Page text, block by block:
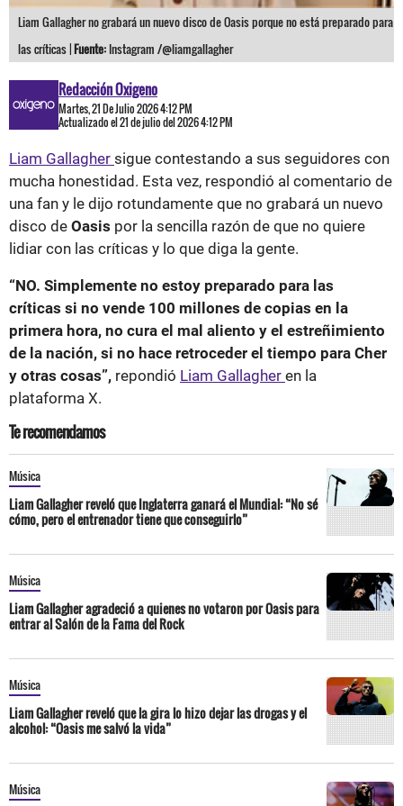
Liam Gallagher no grabará un nuevo disco de Oasis porque no está preparado para
las críticas |Fuente: Instagram /@liamgallagher
Redacción Oxigeno
Martes, 21 De Julio 2026 4:12 PM
Actualizado el 21 de julio del 2026 4:12 PM
Liam Gallagher sigue contestando a sus seguidores con
mucha honestidad. Esta vez, respondió al comentario de
una fan y le dijo rotundamente que no grabará un nuevo
disco de Oasis por la sencilla razón de que no quiere
lidiar con las críticas y lo que diga la gente.
“NO. Simplemente no estoy preparado para las
críticas si no vende 100 millones de copias en la
primera hora, no cura el mal aliento y el estreñimiento
de la nación, si no hace retroceder el tiempo para Cher
y otras cosas”, repondió Liam Gallagher en la
plataforma X.
Te recomendamos
Música
Liam Gallagher reveló que Inglaterra ganará el Mundial: “No sé
cómo, pero el entrenador tiene que conseguirlo”
Música
Liam Gallagher agradeció a quienes no votaron por Oasis para
entrar al Salón de la Fama del Rock
Música
Liam Gallagher reveló que la gira lo hizo dejar las drogas y el
alcohol: “Oasis me salvó la vida”
Música